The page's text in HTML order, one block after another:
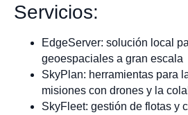
Servicios:
EdgeServer: solución local
geoespaciales a gran escala
SkyPlan: herramientas para
misiones con drones y la
SkyFleet: gestión de flotas y